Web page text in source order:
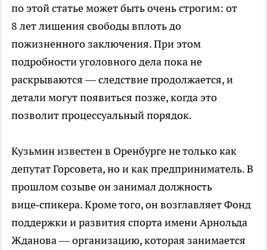
по этой статье может быть очень строгим: от
8 лет лишения свободы вплоть до
пожизненного заключения. При этом
подробности уголовного дела пока не
раскрываются — следствие продолжается, и
детали могут появиться позже, когда это
позволит процессуальный порядок.
Кузьмин известен в Оренбурге не только как
депутат Горсовета, но и как предприниматель. В
прошлом созыве он занимал должность
вице‑спикера. Кроме того, он возглавляет Фонд
поддержки и развития спорта имени Арнольда
Жданова — организацию, которая занимается